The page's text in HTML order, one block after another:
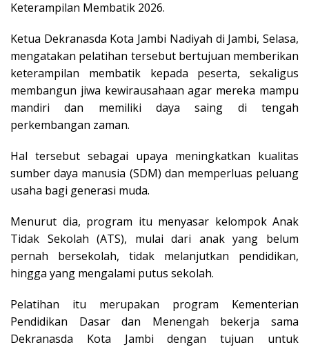
Keterampilan Membatik 2026.
Ketua Dekranasda Kota Jambi Nadiyah di Jambi, Selasa,
mengatakan pelatihan tersebut bertujuan memberikan
keterampilan membatik kepada peserta, sekaligus
membangun jiwa kewirausahaan agar mereka mampu
mandiri dan memiliki daya saing di tengah
perkembangan zaman.
Hal tersebut sebagai upaya meningkatkan kualitas
sumber daya manusia (SDM) dan memperluas peluang
usaha bagi generasi muda.
Menurut dia, program itu menyasar kelompok Anak
Tidak Sekolah (ATS), mulai dari anak yang belum
pernah bersekolah, tidak melanjutkan pendidikan,
hingga yang mengalami putus sekolah.
Pelatihan itu merupakan program Kementerian
Pendidikan Dasar dan Menengah bekerja sama
Dekranasda Kota Jambi dengan tujuan untuk